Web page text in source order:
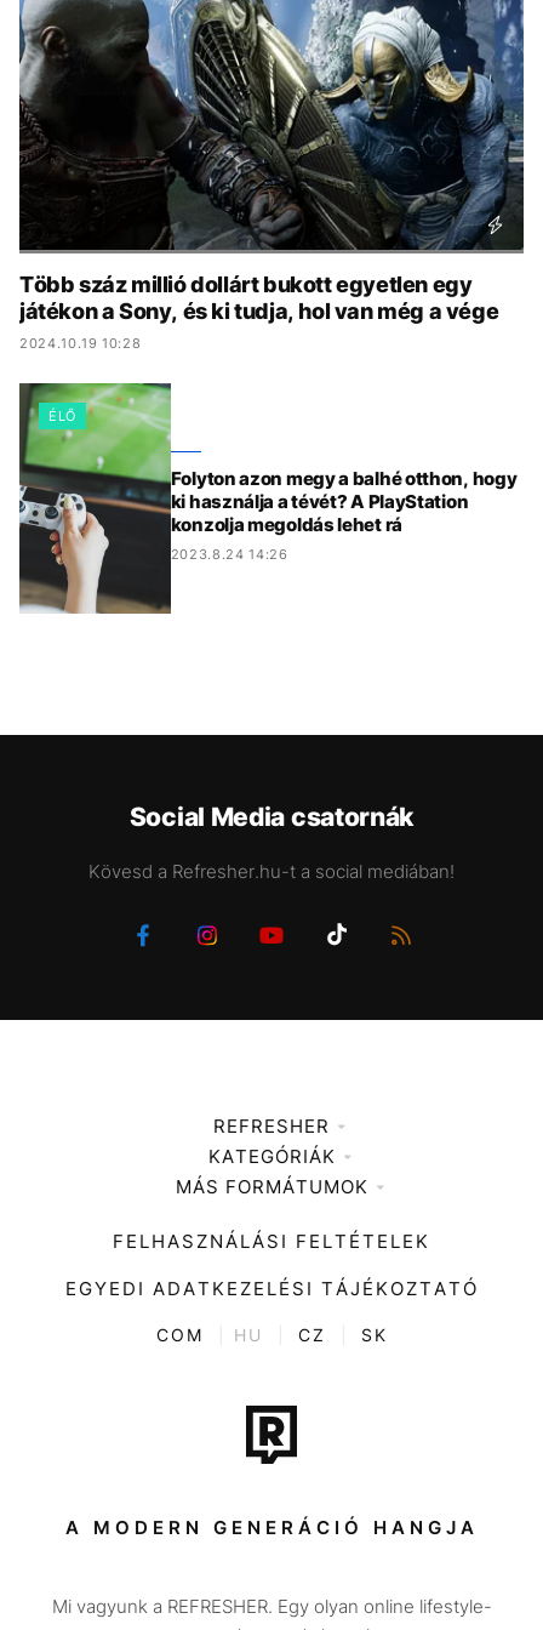
KÖZÉLET UTAZÁS
ÉLETMÓD DESIGN
BESZÉLGETÉSEK ARCOK
VIDEÓ TÖRTÉNETEK
GASZTRO
Több száz millió dollárt bukott egyetlen egy
játékon a Sony, és ki tudja, hol van még a vége
2024.10.19 10:28
ÉLŐ
Folyton azon megy a balhé otthon, hogy
ki használja a tévét? A PlayStation
konzolja megoldás lehet rá
2023.8.24 14:26
Social Media csatornák
Kövesd a Refresher.hu-t a social mediában!
REFRESHER
Médiaajánlat
KATEGÓRIÁK
Zene
Divat
Kultúra
ENTR
Tech-Tudomány
Sport
Társadalom
Utazás
MÁS FORMÁTUMOK
FELHASZNÁLÁSI FELTÉTELEK
EGYEDI ADATKEZELÉSI TÁJÉKOZTATÓ
COM HU CZ SK
A MODERN GENERÁCIÓ HANGJA
Mi vagyunk a REFRESHER. Egy olyan online lifestyle-